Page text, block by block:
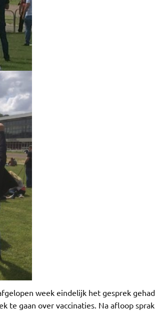
week eindelijk het gesprek gehad
te gaan over vaccinaties. Na afloop sprak